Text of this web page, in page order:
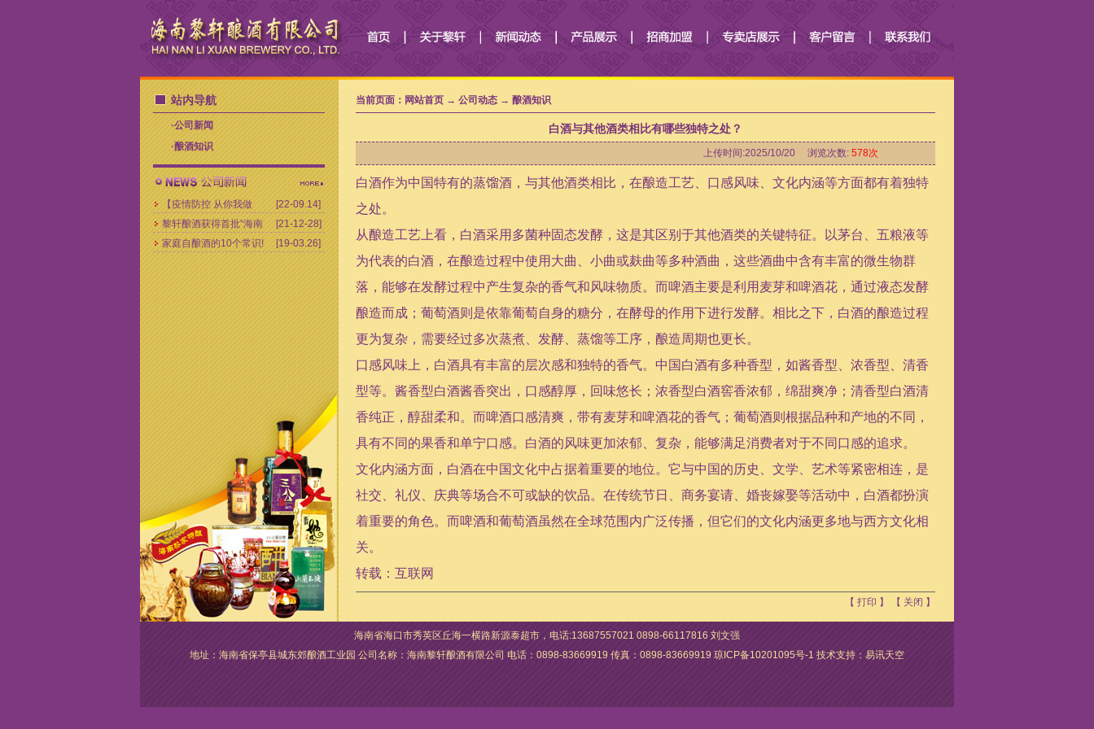
站内导航
·公司新闻
·酿酒知识
【疫情防控 从你我做
起】爱心企业向抗疫医
护人员捐赠10万余元慰
问物资
[22-09.14]
黎轩酿酒获得首批“海南
老字号”荣誉称号！
[21-12-28]
家庭自酿酒的10个常识!
[19-03.26]
当前页面：网站首页 → 公司动态 → 酿酒知识
白酒与其他酒类相比有哪些独特之处？
上传时间:2025/10/20 浏览次数: 578次
白酒作为中国特有的蒸馏酒，与其他酒类相比，在酿造工艺、口感风味、文化内涵等方面都有着独特
之处。
从酿造工艺上看，白酒采用多菌种固态发酵，这是其区别于其他酒类的关键特征。以茅台、五粮液等
为代表的白酒，在酿造过程中使用大曲、小曲或麸曲等多种酒曲，这些酒曲中含有丰富的微生物群
落，能够在发酵过程中产生复杂的香气和风味物质。而啤酒主要是利用麦芽和啤酒花，通过液态发酵
酿造而成；葡萄酒则是依靠葡萄自身的糖分，在酵母的作用下进行发酵。相比之下，白酒的酿造过程
更为复杂，需要经过多次蒸煮、发酵、蒸馏等工序，酿造周期也更长。
口感风味上，白酒具有丰富的层次感和独特的香气。中国白酒有多种香型，如酱香型、浓香型、清香
型等。酱香型白酒酱香突出，口感醇厚，回味悠长；浓香型白酒窖香浓郁，绵甜爽净；清香型白酒清
香纯正，醇甜柔和。而啤酒口感清爽，带有麦芽和啤酒花的香气；葡萄酒则根据品种和产地的不同，
具有不同的果香和单宁口感。白酒的风味更加浓郁、复杂，能够满足消费者对于不同口感的追求。
文化内涵方面，白酒在中国文化中占据着重要的地位。它与中国的历史、文学、艺术等紧密相连，是
社交、礼仪、庆典等场合不可或缺的饮品。在传统节日、商务宴请、婚丧嫁娶等活动中，白酒都扮演
着重要的角色。而啤酒和葡萄酒虽然在全球范围内广泛传播，但它们的文化内涵更多地与西方文化相
关。
转载：互联网
【 打印 】 【 关闭 】
海南省海口市秀英区丘海一横路新源泰超市，电话:13687557021 0898-66117816 刘文强
地址：海南省保亭县城东郊酿酒工业园 公司名称：海南黎轩酿酒有限公司 电话：0898-83669919 传真：0898-83669919 琼ICP备10201095号-1 技术支持： 易讯天空